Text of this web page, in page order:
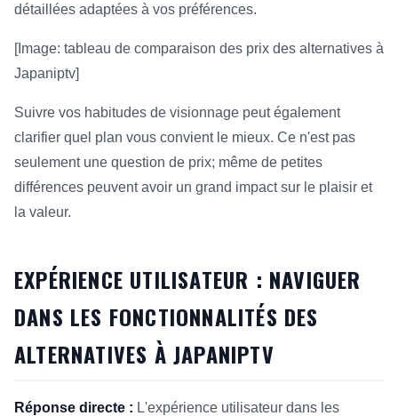
détaillées adaptées à vos préférences.
[Image: tableau de comparaison des prix des alternatives à
Japaniptv]
Suivre vos habitudes de visionnage peut également
clarifier quel plan vous convient le mieux. Ce n'est pas
seulement une question de prix; même de petites
différences peuvent avoir un grand impact sur le plaisir et
la valeur.
EXPÉRIENCE UTILISATEUR : NAVIGUER
DANS LES FONCTIONNALITÉS DES
ALTERNATIVES À JAPANIPTV
Réponse directe : L'expérience utilisateur dans les